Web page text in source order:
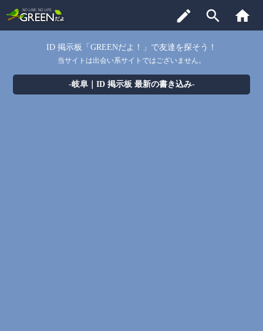
edit search home
ID 掲示板「GREENだよ！」で友達を探そう！
当サイトは出会い系サイトではございません。
-岐阜｜ID 掲示板 最新の書き込み-